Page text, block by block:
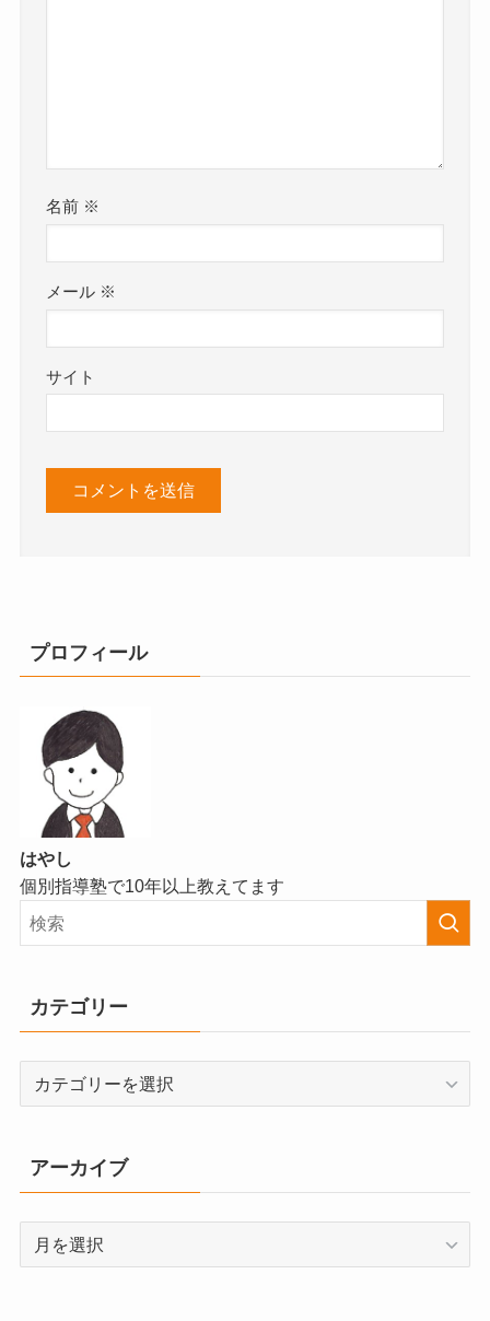
名前 ※
メール ※
サイト
プロフィール
はやし
個別指導塾で10年以上教えてます
カテゴリー
ー
アーカイブ